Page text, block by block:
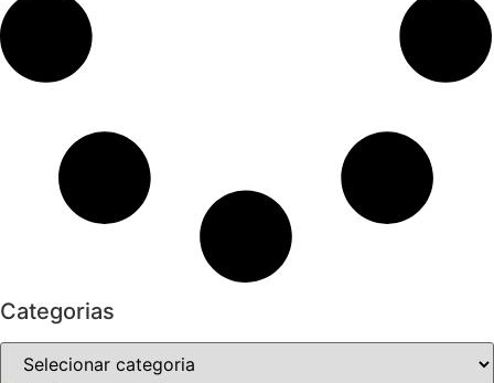
Categorias